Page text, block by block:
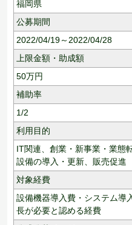
福岡県
公募期間
2022/04/19～2022/04/28
上限金額・助成額
50万円
補助率
1/2
利用目的
IT関連、 創業・新事業・業態
設備の導入・更新、 販売促進
対象経費
設備機器導入費・システム導
長が必要と認める経費